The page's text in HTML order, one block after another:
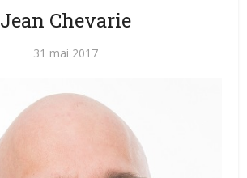
Jean Chevarie
31 mai 2017